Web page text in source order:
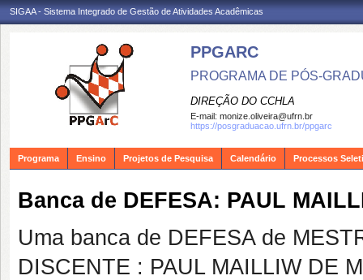
SIGAA - Sistema Integrado de Gestão de Atividades Acadêmicas
PPGARC
PROGRAMA DE PÓS-
DIREÇÃO DO CCHLA
E-mail: monize.oliveira@ufrn.br
https://posgraduacao.ufrn.br/ppgarc
Programa Ensino Projetos de Pesquisa Calendário Processos
Banca de DEFESA: PAUL
Uma banca de DEFESA de
DISCENTE : PAUL MAILLIW DE